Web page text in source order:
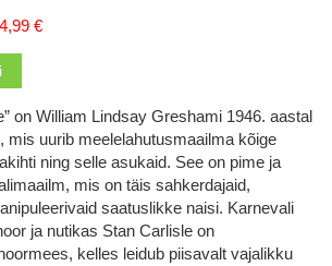
4,99 €
on William Lindsay Greshami 1946. aastal
mis uurib meelelahutusmaailma kõige
ning selle asukaid. See on pime ja
mis on täis sahkerdajaid,
saatuslikke naisi. Karnevali
ja nutikas Stan Carlisle on
kelles leidub piisavalt vajalikku